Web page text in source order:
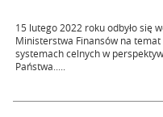
15 lutego 2022 roku odbyło się
Ministerstwa Finansów na
systemach celnych w
Państwa.....